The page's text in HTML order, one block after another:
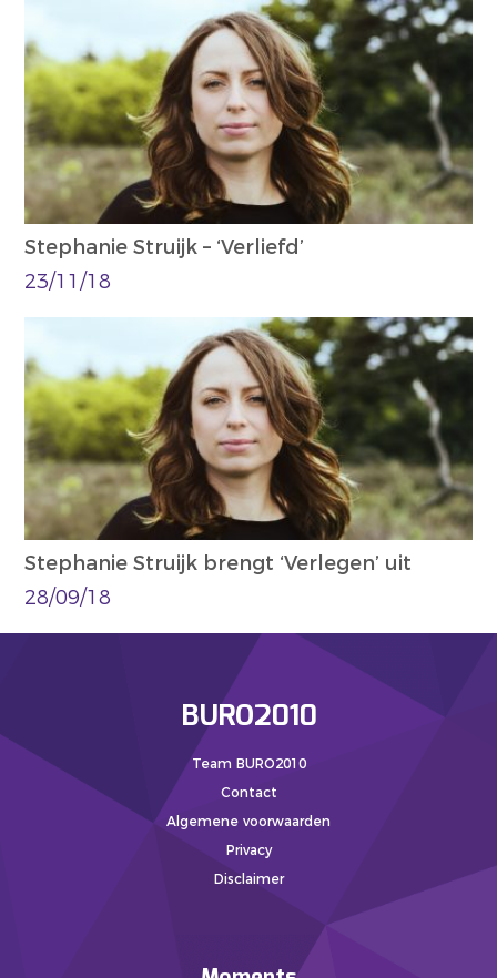
Stephanie Struijk – ‘Verliefd’
23/11/18
Stephanie Struijk brengt ‘Verlegen’ uit
28/09/18
BURO2010
Team BURO2010
Contact
Algemene voorwaarden
Privacy
Disclaimer